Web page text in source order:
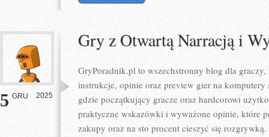
5 GRU 2025
Gry z Otwartą Narracją i
GryPoradnik.pl to wszechstronny blog dla
instrukcje, opinie oraz preview gier na komputery
gdzie początkujący gracze oraz hardcorowi
praktyczne wskazówki i wyważone opinie, które
zakupy oraz na sto procent cieszyć się